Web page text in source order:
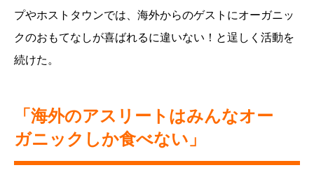
プやホストタウンでは、海外からのゲストにオーガニッ
クのおもてなしが喜ばれるに違いない！と逞しく活動を
続けた。
「海外のアスリートはみんなオー
ガニックしか食べない」